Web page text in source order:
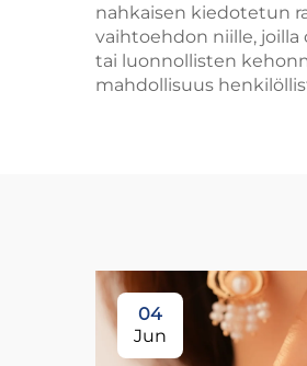
nahkaisen kiedotetun
vaihtoehdon niille,
tai luonnollisten
mahdollisuus
04
Jun